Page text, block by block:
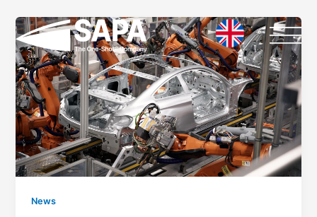
contenuto
News
articoli